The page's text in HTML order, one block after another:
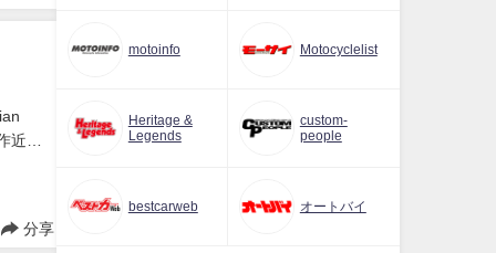
分享
motoinfo Motocyclelist
Heritage &
Legends
custom-
people
bestcarweb オートバイ